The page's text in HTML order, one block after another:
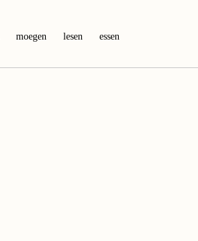
moegen lesen essen